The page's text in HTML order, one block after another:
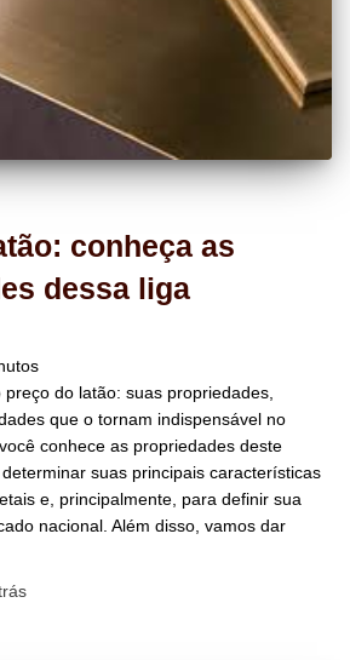
conheça as
dessa liga
do latão: suas propriedades,
que o tornam indispensável no
conhece as propriedades deste
suas principais características
e, principalmente, para definir sua
nacional. Além disso, vamos dar